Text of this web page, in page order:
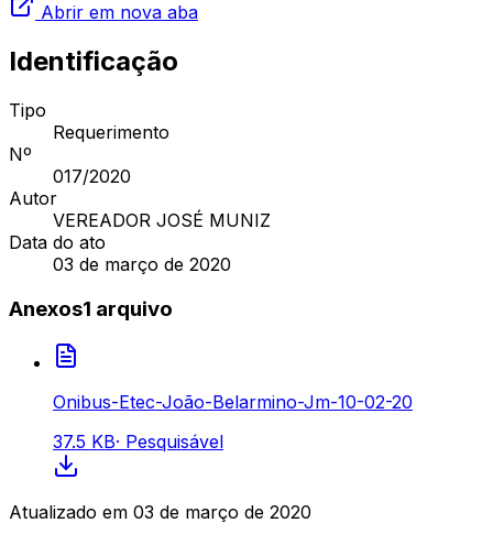
Abrir em nova aba
Identificação
Tipo
Requerimento
Nº
017/2020
Autor
VEREADOR JOSÉ MUNIZ
Data do ato
03 de março de 2020
Anexos1 arquivo
Onibus-Etec-João-Belarmino-Jm-10-02-20
37.5 KB· Pesquisável
Atualizado em 03 de março de 2020